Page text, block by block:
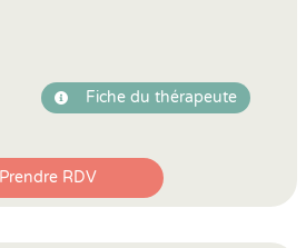
Fiche du thérapeute
Prendre RDV